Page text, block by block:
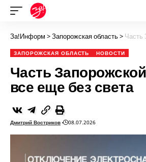
За!Информ >Запорожская область> Часть
ЗАПОРОЖСКАЯ ОБЛАСТЬ НОВОСТИ
Часть
все еще без света
Дмитрий Востриков 08.07.2026